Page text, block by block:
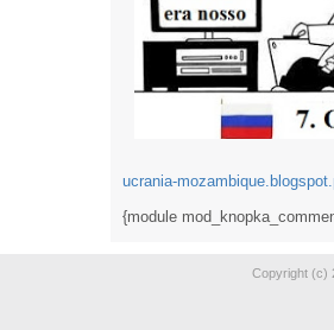
ucrania-
{module
Copyright (c)